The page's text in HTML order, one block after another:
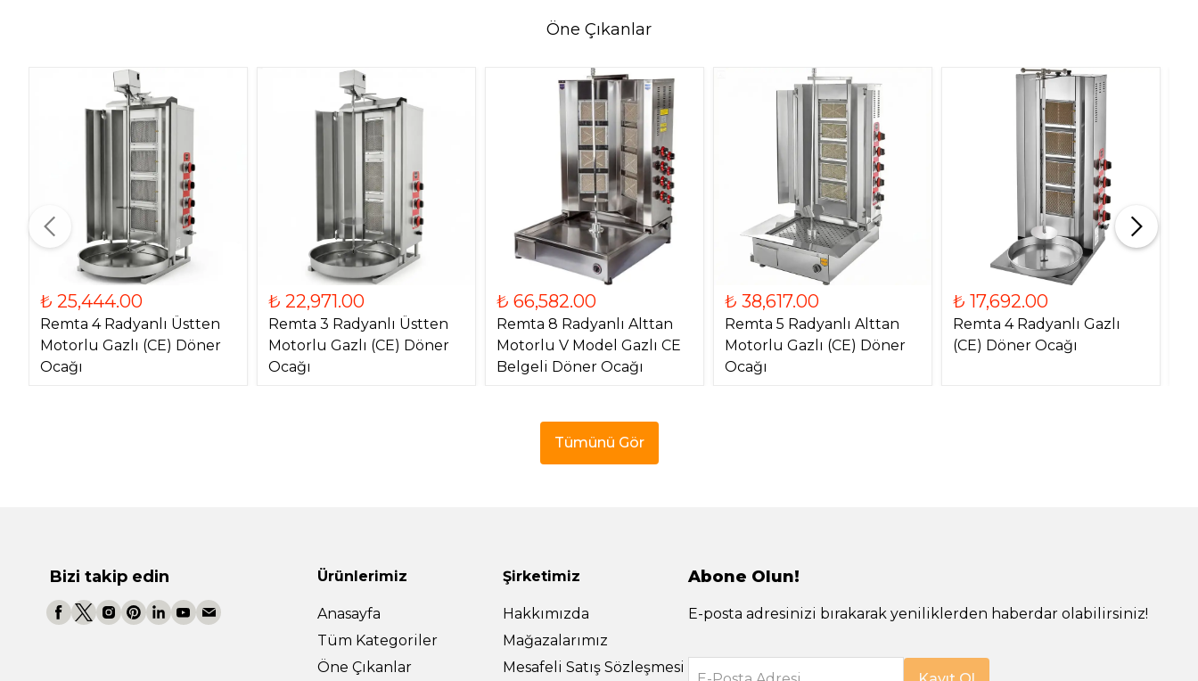
Öne Çıkanlar
₺ 25,444.00
Remta 4 Radyanlı Üstten
Motorlu Gazlı (CE) Döner
Ocağı
₺ 22,971.00
Remta 3 Radyanlı Üstten
Motorlu Gazlı (CE) Döner
Ocağı
₺ 66,582.00
Remta 8 Radyanlı Alttan
Motorlu V Model Gazlı CE
Belgeli Döner Ocağı
₺ 38,617.00
Remta 5 Radyanlı Alttan
Motorlu Gazlı (CE) Döner
Ocağı
₺ 17,692.00
Remta 4 Radyanlı Gazlı
(CE) Döner Ocağı
Tümünü Gör
Bizi takip edin Ürünlerimiz
Anasayfa
Tüm Kategoriler
Öne Çıkanlar
Şirketimiz
Hakkımızda
Mağazalarımız
Mesafeli Satış Sözleşmesi
Abone Olun!
E-posta adresinizi bırakarak yeniliklerden haberdar olabilirsiniz!